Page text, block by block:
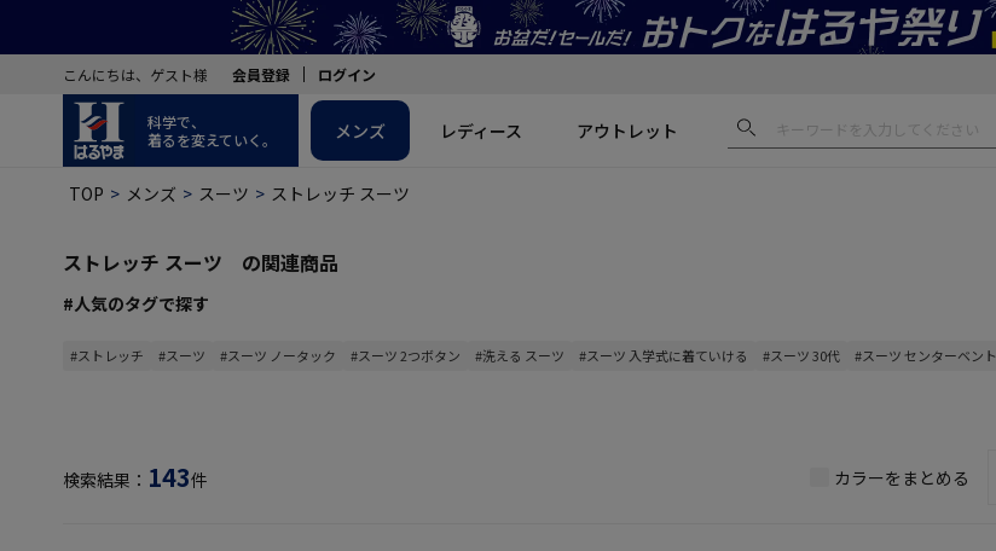
こんにちは、ゲスト様 会員登録 ログイン
科学で、
着るを変えていく。
メンズ レディース アウトレット
TOP メンズ スーツ ストレッチ スーツ
ストレッチ スーツ の関連商品
#人気のタグで探す
#ストレッチ #スーツ #スーツ ノータック #スーツ 2つボタン #洗える スーツ #スーツ 入学式に着ていける #スーツ 30代 #スーツ センターベント
検索結果： 143件 カラーをまとめる